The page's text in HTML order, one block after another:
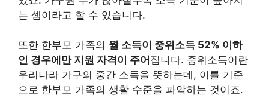
는 셈이라고 할 수 있습니다.
또한 한부모 가족의 월 소득이 중위소득 52% 이하
인 경우에만 지원 자격이 주어 집니다. 중위소득이란
우리나라 가구의 중간 소득을 뜻하는데, 이를 기준
으로 한부모 가족의 생활 수준을 파악하는 것이죠.